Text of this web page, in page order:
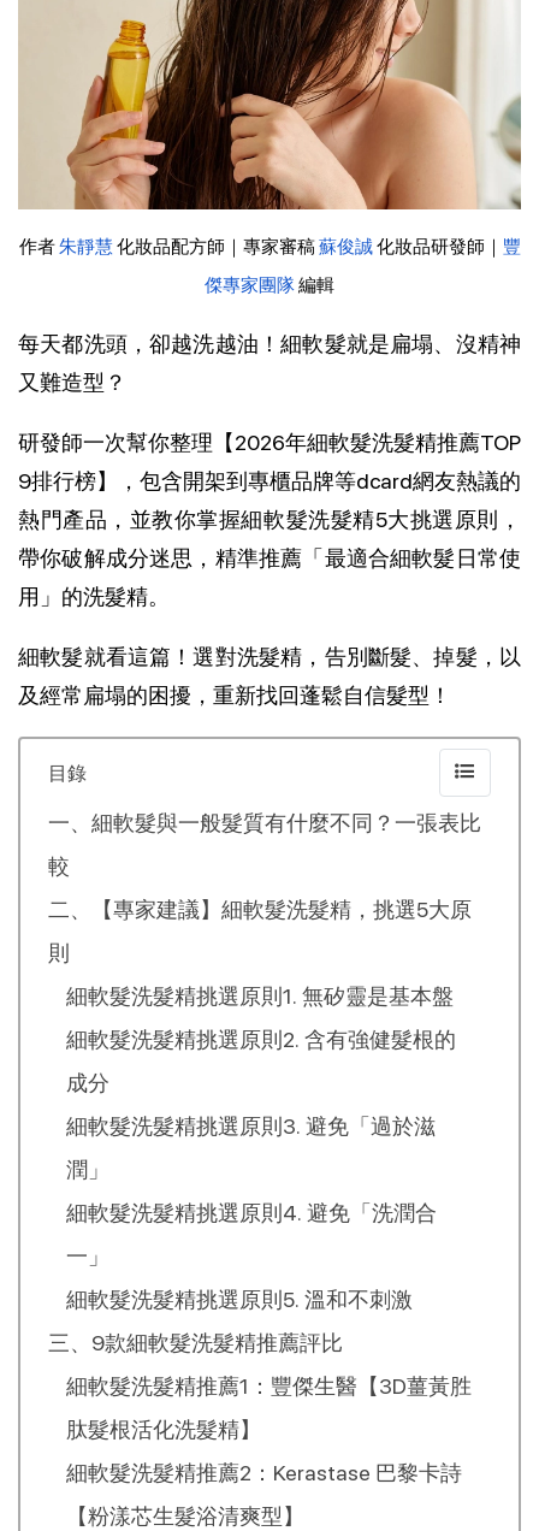
作者 朱靜慧化妝品配方師｜專家審稿 蘇俊誠 化妝品研發師｜ 豐
傑專家團隊 編輯
每天都洗頭，卻越洗越油！細軟髮就是扁塌、沒精神
又難造型？
研發師一次幫你整理【2026年細軟髮洗髮精推薦TOP
9排行榜】，包含開架到專櫃品牌等dcard網友熱議的
熱門產品，並教你掌握細軟髮洗髮精5大挑選原則，
帶你破解成分迷思，精準推薦「最適合細軟髮日常使
用」的洗髮精。
細軟髮就看這篇！選對洗髮精，告別斷髮、掉髮，以
及經常扁塌的困擾，重新找回蓬鬆自信髮型！
目錄
一、細軟髮與一般髮質有什麼不同？一張表比
較
二、【專家建議】細軟髮洗髮精，挑選5大原
則
細軟髮洗髮精挑選原則1. 無矽靈是基本盤
細軟髮洗髮精挑選原則2. 含有強健髮根的
成分
細軟髮洗髮精挑選原則3. 避免「過於滋
潤」
細軟髮洗髮精挑選原則4. 避免「洗潤合
一」
細軟髮洗髮精挑選原則5. 溫和不刺激
三、9款細軟髮洗髮精推薦評比
細軟髮洗髮精推薦1：豐傑生醫【3D薑黃胜
肽髮根活化洗髮精】
細軟髮洗髮精推薦2：Kerastase 巴黎卡詩
【粉漾芯生髮浴清爽型】